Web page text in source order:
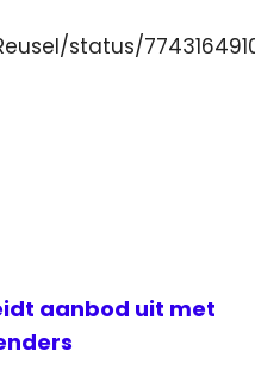
status/
aanbod uit met